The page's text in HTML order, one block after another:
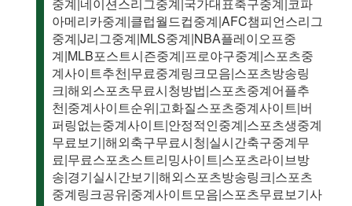
중계|네이션스리그중계|국가대표축구중계|코파
아메리카중계|클럽월드컵중계|AFC챔피언스리그
중계|J리그중계|MLS중계|NBA플레이오프중
계|MLB포스트시즌중계|프로야구중계|스포츠중
계사이트추천|무료중계링크모음|스포츠방송링
크|해외스포츠무료시청방법|스포츠중계어플추
천|중계사이트순위|고화질스포츠중계사이트|버
퍼링없는중계사이트|안정적인중계|스포츠생중계
무료보기|해외축구무료시청|실시간축구중계무
료|무료스포츠스트리밍사이트|스포츠라이브방
송|경기실시간보기|해외스포츠방송링크|스포츠
중계링크공유|중계사이트모음|스포츠무료보기사